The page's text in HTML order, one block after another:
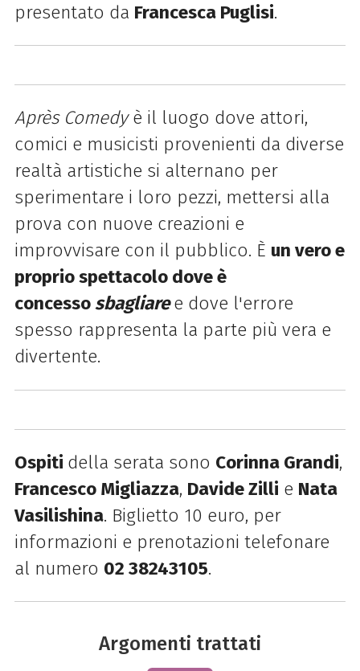
presentato da Francesca Puglisi.
Après Comedyè il luogo dove attori,
comici e musicisti provenienti da diverse
realtà artistiche si alternano per
sperimentare i loro pezzi, mettersi alla
prova con nuove creazioni e
improvvisare con il pubblico. È un vero e
proprio spettacolo dove è
concessosbagliare e dove l'errore
spesso rappresenta la parte più vera e
divertente.
Ospiti della serata sono Corinna Grandi,
Francesco Migliazza, Davide Zilli e Nata
Vasilishina. Biglietto 10 euro, per
informazioni e prenotazioni telefonare
al numero 02 38243105.
Argomenti trattati